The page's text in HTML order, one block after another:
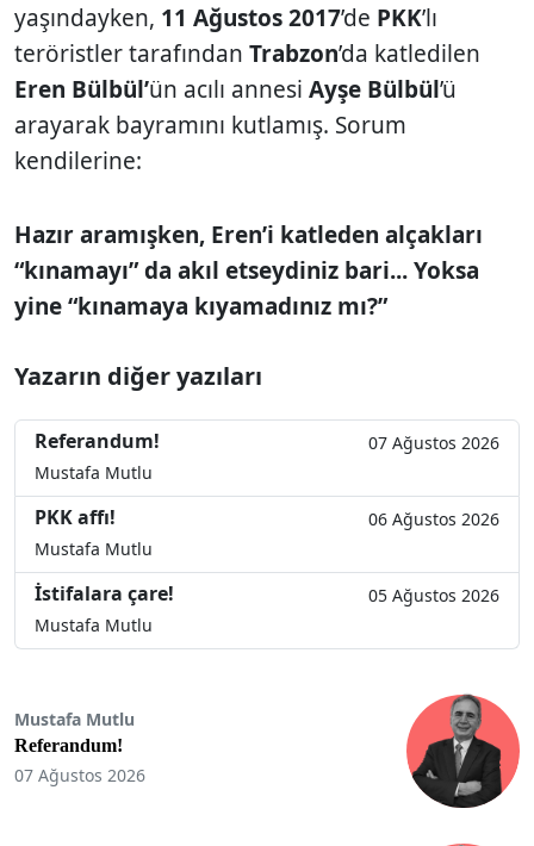
yaşındayken, 11 Ağustos 2017’de PKK’lı
teröristler tarafından Trabzon’da katledilen
Eren Bülbül’ün acılı annesi Ayşe Bülbül’ü
arayarak bayramını kutlamış. Sorum
kendilerine:
Hazır aramışken, Eren’i katleden alçakları
“kınamayı” da akıl etseydiniz bari... Yoksa
yine “kınamaya kıyamadınız mı?”
Yazarın diğer yazıları
Referandum!
07 Ağustos 2026
Mustafa Mutlu
PKK affı!
06 Ağustos 2026
Mustafa Mutlu
İstifalara çare!
05 Ağustos 2026
Mustafa Mutlu
Mustafa Mutlu
Referandum!
07 Ağustos 2026